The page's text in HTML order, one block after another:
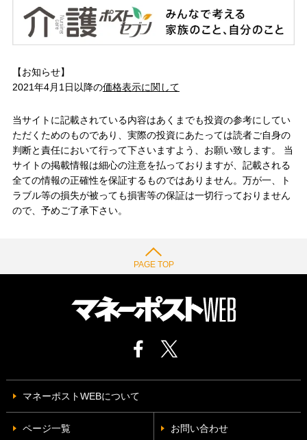
【お知らせ】
2021年4月1日以降の価格表示に関して
当サイトに記載されている内容はあくまでも投資の参考にしてい
ただくためのものであり、実際の投資にあたっては読者ご自身の
判断と責任において行って下さいますよう、お願い致します。 当
サイトの掲載情報は細心の注意を払っておりますが、記載される
全ての情報の正確性を保証するものではありません。万が一、ト
ラブル等の損失が被っても損害等の保証は一切行っておりません
ので、予めご了承下さい。
PAGE TOP
マネーポストWEBについて
ページ一覧 お問い合わせ